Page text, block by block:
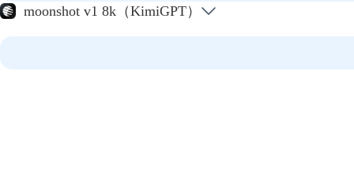
moonshot v1 8k（KimiGPT）